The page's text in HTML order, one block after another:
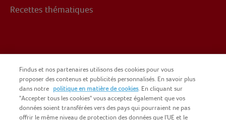
Recettes thématiques
Facebook
Findus et nos partenaires utilisons des cookies pour vous
proposer des contenus et publicités personnalisés. En savoir plus
dans notre politique en matière de cookies. En cliquant sur
"Accepter tous les cookies" vous acceptez également que vos
données soient transférées vers des pays qui pourraient ne pas
offrir le même niveau de protection des données que l'UE et le